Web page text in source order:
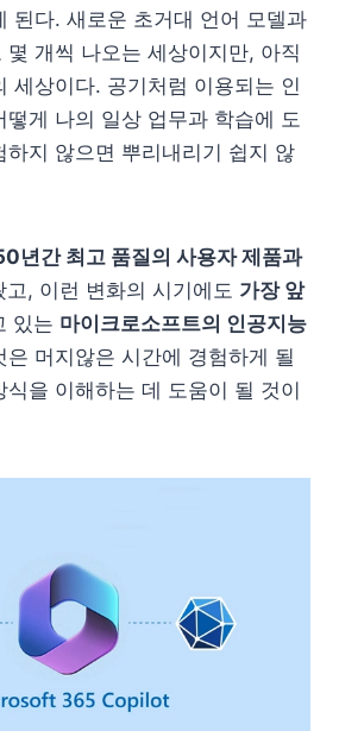
된다. 새로운 초거대 언어 모델과
몇 개씩 나오는 세상이지만, 아직
세상이다. 공기처럼 이용되는 인
떻게 나의 일상 업무과 학습에 도
하지 않으면 뿌리내리기 쉽지 않
년간 최고 품질의 사용자 제품과
고, 이런 변화의 시기에도 가장 앞
있는 마이크로소프트의 인공지능
은 머지않은 시간에 경험하게 될
식을 이해하는 데 도움이 될 것이